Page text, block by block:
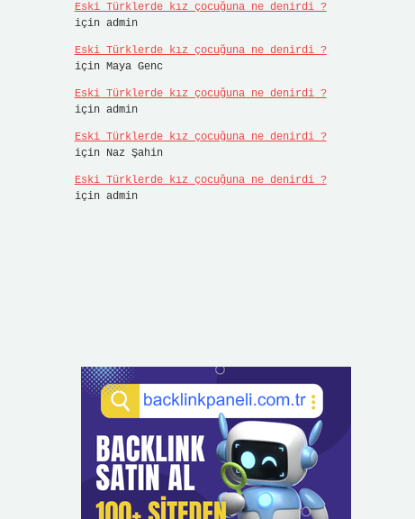
Eski Türklerde kız çocuğuna ne denirdi ?
için admin
Eski Türklerde kız çocuğuna ne denirdi ?
için Maya Genc
Eski Türklerde kız çocuğuna ne denirdi ?
için admin
Eski Türklerde kız çocuğuna ne denirdi ?
için Naz Şahin
Eski Türklerde kız çocuğuna ne denirdi ?
için admin